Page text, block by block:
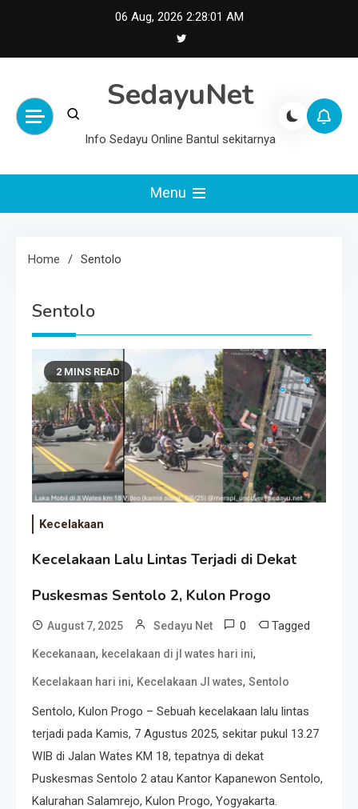
06 Aug, 2026 2:28:01 AM
SedayuNet
Info Sedayu Online Bantul sekitarnya
Menu
Home Sentolo
Sentolo
2 MINS READ
Kecelakaan
Kecelakaan Lalu Lintas Terjadi di Dekat
Puskesmas Sentolo 2, Kulon Progo
August 7, 2025 Sedayu Net 0 Tagged
Kecekanaan, kecelakaan di jl wates hari ini,
Kecelakaan hari ini, Kecelakaan Jl wates, Sentolo
Sentolo, Kulon Progo – Sebuah kecelakaan lalu lintas
terjadi pada Kamis, 7 Agustus 2025, sekitar pukul 13.27
WIB di Jalan Wates KM 18, tepatnya di dekat
Puskesmas Sentolo 2 atau Kantor Kapanewon Sentolo,
Kalurahan Salamrejo, Kulon Progo, Yogyakarta.